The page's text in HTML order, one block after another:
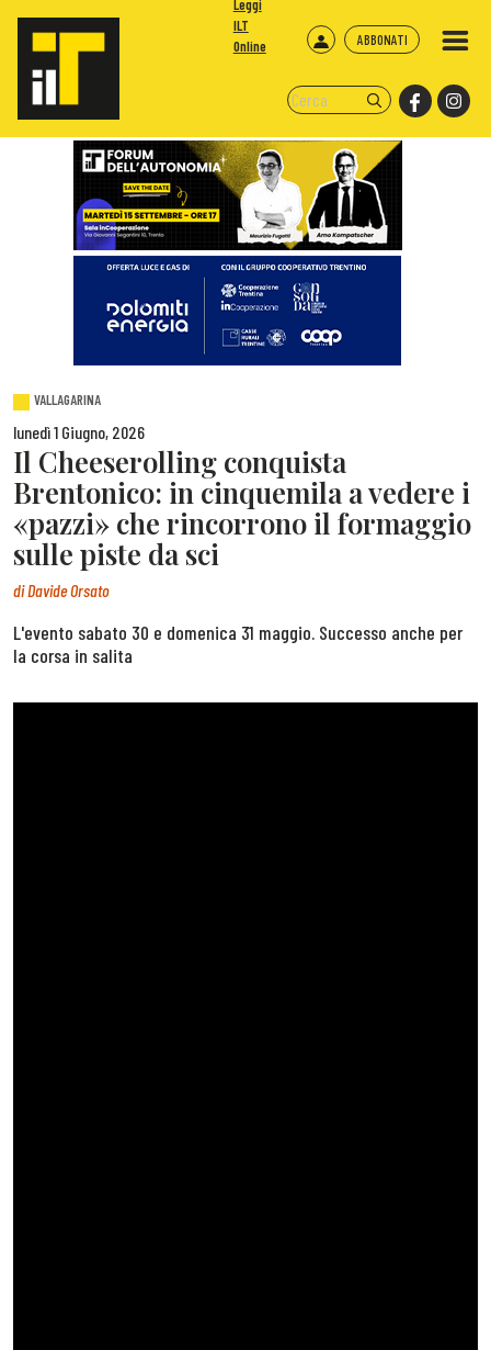
ABBONATI
Leggi
ILT
Online
VALLAGARINA
lunedì 1 Giugno, 2026
Il Cheeserolling conquista
Brentonico: in cinquemila a vedere i
«pazzi» che rincorrono il formaggio
sulle piste da sci
diDavide Orsato
L'evento sabato 30 e domenica 31 maggio. Successo anche per
la corsa in salita